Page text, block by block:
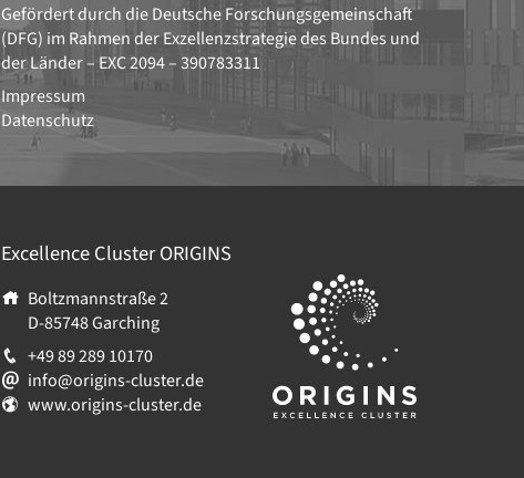
Gefördert durch dieDeutsche Forschungsgemeinschaft
(DFG) im Rahmen der Exzellenzstrategie des Bundes und
der Länder – EXC 2094 – 390783311
Impressum
Datenschutz
Excellence ClusterORIGINS
Boltzmannstraße 2
D-85748Garching
+49 89 289 10170
info@origins-cluster.de
www.origins-cluster.de